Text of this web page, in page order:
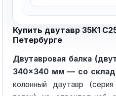
Купить двутавр 35К1
Петербурге
Двутавровая балка
340×340 мм — со
колонный двутавр